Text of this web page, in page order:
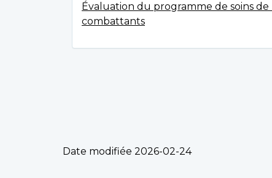
Évaluation du programme de soins
combattants
Date modifiée 2026-02-24